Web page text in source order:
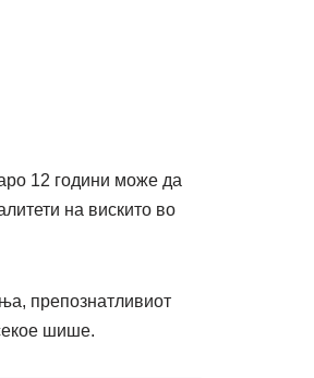
12 години може да
на вискито во
препознатливиот
шише.